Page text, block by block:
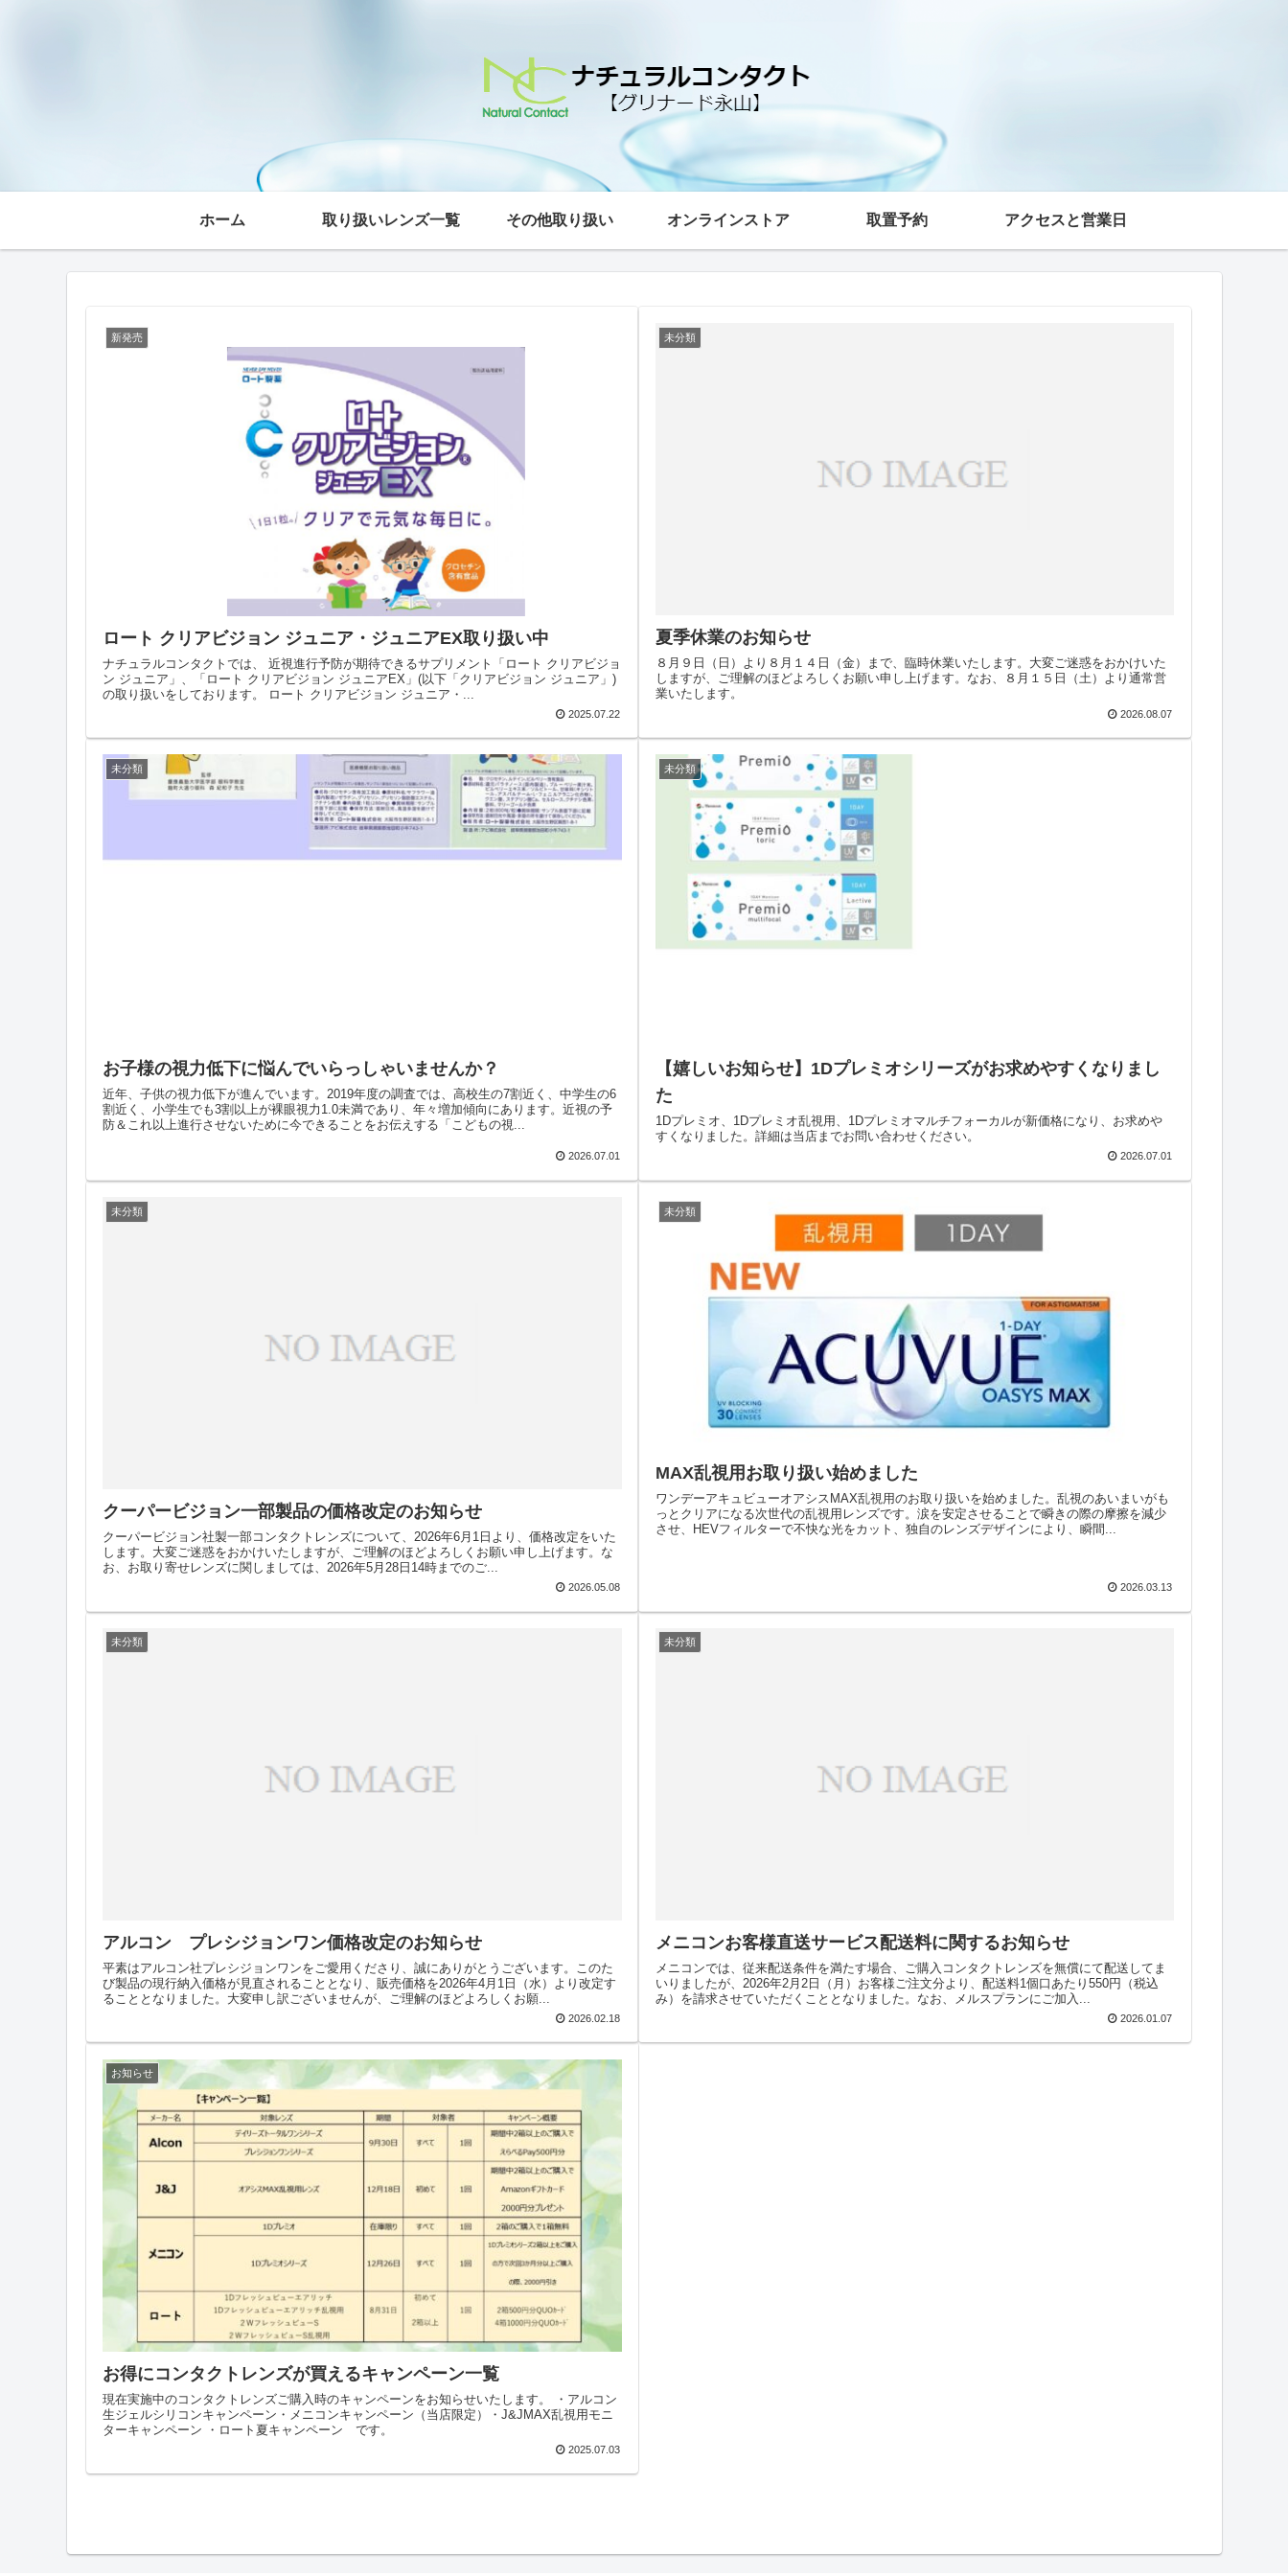
ホーム 取り扱いレンズ一覧 その他取り扱い オンラインストア 取置予約 アクセスと営業日
新発売
ロート クリアビジョン ジュニア・ジュニアEX取り扱い中
ナチュラルコンタクトでは、 近視進行予防が期待できるサプリメント「ロート クリアビジョ
ン ジュニア」、「ロート クリアビジョン ジュニアEX」(以下「クリアビジョン ジュニア」)
の取り扱いをしております。 ロート クリアビジョン ジュニア・...
2025.07.22
未分類
夏季休業のお知らせ
８月９日（日）より８月１４日（金）まで、臨時休業いたします。大変ご迷惑をおかけいた
しますが、ご理解のほどよろしくお願い申し上げます。なお、８月１５日（土）より通常営
業いたします。
2026.08.07
未分類
お子様の視力低下に悩んでいらっしゃいませんか？
近年、子供の視力低下が進んでいます。2019年度の調査では、高校生の7割近く、中学生の6
割近く、小学生でも3割以上が裸眼視力1.0未満であり、年々増加傾向にあります。近視の予
防＆これ以上進行させないために今できることをお伝えする「こどもの視...
2026.07.01
未分類
【嬉しいお知らせ】1Dプレミオシリーズがお求めやすくなりまし
た
1Dプレミオ、1Dプレミオ乱視用、1Dプレミオマルチフォーカルが新価格になり、お求めや
すくなりました。詳細は当店までお問い合わせください。
2026.07.01
未分類
クーパービジョン一部製品の価格改定のお知らせ
クーパービジョン社製一部コンタクトレンズについて、2026年6月1日より、価格改定をいた
します。大変ご迷惑をおかけいたしますが、ご理解のほどよろしくお願い申し上げます。な
お、お取り寄せレンズに関しましては、2026年5月28日14時までのご...
2026.05.08
未分類
MAX乱視用お取り扱い始めました
ワンデーアキュビューオアシスMAX乱視用のお取り扱いを始めました。乱視のあいまいがも
っとクリアになる次世代の乱視用レンズです。涙を安定させることで瞬きの際の摩擦を減少
させ、HEVフィルターで不快な光をカット、独自のレンズデザインにより、瞬間...
2026.03.13
未分類
アルコン プレシジョンワン価格改定のお知らせ
平素はアルコン社プレシジョンワンをご愛用くださり、誠にありがとうございます。このた
び製品の現行納入価格が見直されることとなり、販売価格を2026年4月1日（水）より改定す
ることとなりました。大変申し訳ございませんが、ご理解のほどよろしくお願...
2026.02.18
未分類
メニコンお客様直送サービス配送料に関するお知らせ
メニコンでは、従来配送条件を満たす場合、ご購入コンタクトレンズを無償にて配送してま
いりましたが、2026年2月2日（月）お客様ご注文分より、配送料1個口あたり550円（税込
み）を請求させていただくこととなりました。なお、メルスプランにご加入...
2026.01.07
お知らせ
お得にコンタクトレンズが買えるキャンペーン一覧
現在実施中のコンタクトレンズご購入時のキャンペーンをお知らせいたします。 ・アルコン
生ジェルシリコンキャンペーン・メニコンキャンペーン（当店限定）・J&JMAX乱視用モニ
ターキャンペーン ・ロート夏キャンペーン です。
2025.07.03